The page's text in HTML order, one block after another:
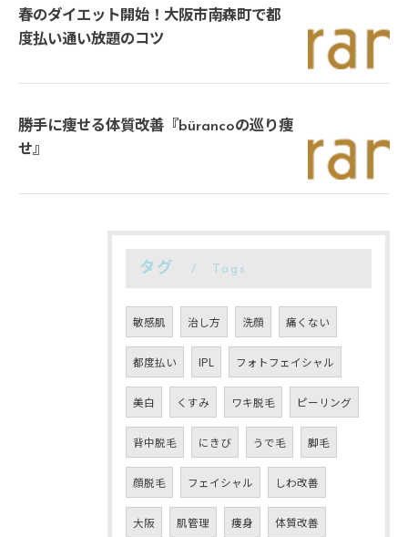
春のダイエット開始！大阪市南森町で都
度払い通い放題のコツ
勝手に痩せる体質改善『bürancoの巡り痩
せ』
タグ Tags
敏感肌 治し方 洗顔 痛くない
都度払い IPL フォトフェイシャル
美白 くすみ ワキ脱毛 ピーリング
背中脱毛 にきび うで毛 脚毛
顔脱毛 フェイシャル しわ改善
大阪 肌管理 痩身 体質改善